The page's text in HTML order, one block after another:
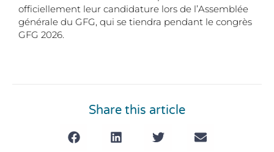
officiellement leur candidature lors de l’Assemblée
générale du GFG, qui se tiendra pendant le congrès
GFG 2026.
Share this article